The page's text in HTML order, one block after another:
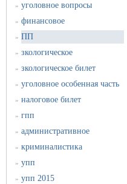
» уголовное вопросы
» финансовое
» ПП
» зкологическое
» зкологическое билет
» уголовное особенная часть
» налоговое билет
» гпп
» административное
» криминалистика
» упп
» упп 2015